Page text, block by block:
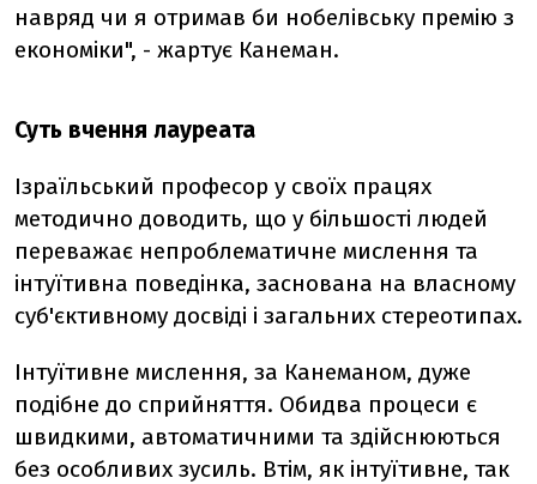
навряд чи я отримав би нобелівську премію з
економіки", - жартує Канеман.
Суть вчення лауреата
Ізраїльський професор у своїх працях
методично доводить, що у більшості людей
переважає непроблематичне мислення та
інтуїтивна поведінка, заснована на власному
суб'єктивному досвіді і загальних стереотипах.
Інтуїтивне мислення, за Канеманом, дуже
подібне до сприйняття. Обидва процеси є
швидкими, автоматичними та здійснюються
без особливих зусиль. Втім, як інтуїтивне, так